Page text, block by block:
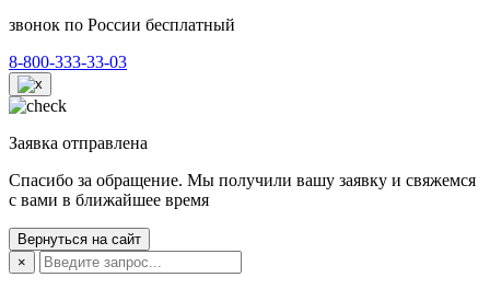
звонок по России бесплатный
8-800-333-33-03
Заявка отправлена
Спасибо за обращение. Мы получили вашу заявку и свяжемся
с вами в ближайшее время
Вернуться на сайт
×